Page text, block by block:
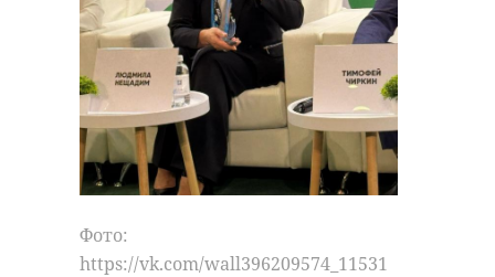
Фото:
https://vk.com/wall396209574_11531